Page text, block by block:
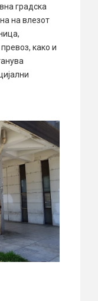
градска
на влезот
како и